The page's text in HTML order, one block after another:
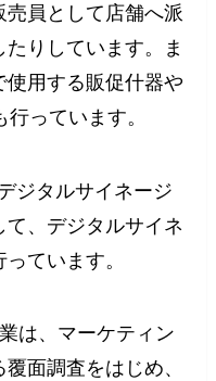
売員として店舗へ派
りしています。ま
用する販促什器や
っています。
ジタルサイネージ
、デジタルサイネ
ています。
は、マーケティン
面調査をはじめ、